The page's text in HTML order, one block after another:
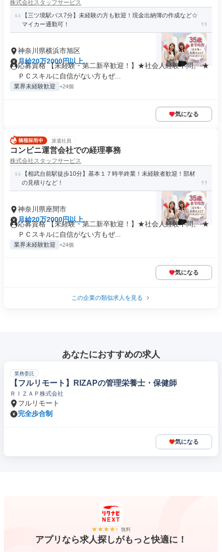
株式会社スタッフサービス
【三ツ境駅バス7分】未経験の方も歓迎！現金出納簿の作成など☆
マイカー通勤可！
神奈川県横浜市旭区
月給20万2000円以上
応募資格 【未経験・第二新卒歓迎！】★社会人経験不問。 ★
ＰＣスキルに自信がない方もぜ...
業界未経験歓迎 +24個
気になる
派遣社員
コンビニ運営会社での経理事務
株式会社スタッフサービス
【相武台前駅徒歩10分】基本１７時半終業！未経験者歓迎！部材
の見積りなど！
神奈川県座間市
月給20万2000円以上
応募資格 【未経験・第二新卒歓迎！】★社会人経験不問。 ★
ＰＣスキルに自信がない方もぜ...
業界未経験歓迎 +24個
気になる
この企業の類似求人を見る
あなたにおすすめの求人
業務委託
【フルリモート】RIZAPの管理栄養士・保健師
ＲＩＺＡＰ株式会社
フルリモート
完全歩合制
気になる
無料
アプリなら求人探しがもっと快適に！